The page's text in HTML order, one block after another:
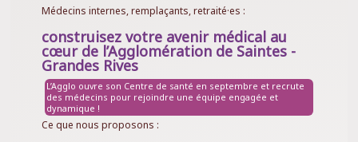
Médecins internes, remplaçants, retraité·es :
construisez votre avenir médical au
cœur de l’Agglomération de Saintes -
Grandes Rives
L’Agglo ouvre son Centre de santé en septembre et recrute
des médecins pour rejoindre une équipe engagée et
dynamique !
Ce que nous proposons :